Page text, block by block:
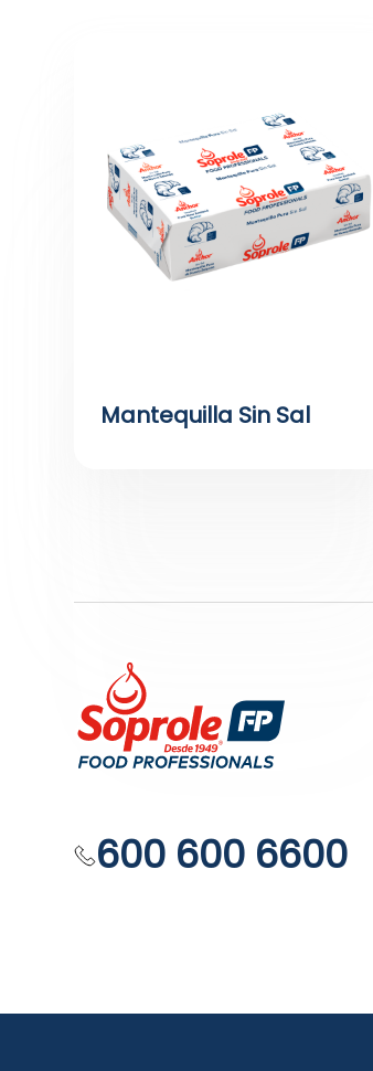
Mantequilla Sin Sal
600 600 6600